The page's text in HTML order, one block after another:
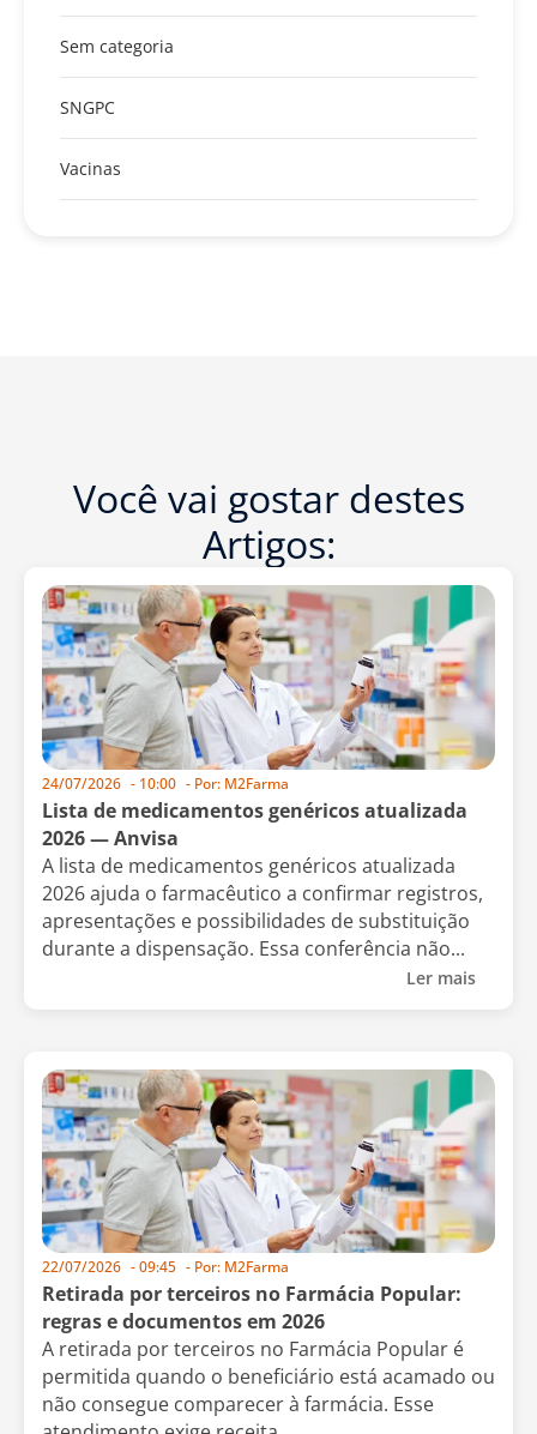
Sem categoria
SNGPC
Vacinas
Você vai gostar destes
Artigos:
24/07/2026 - 10:00 - Por: M2Farma
Lista de medicamentos genéricos atualizada
2026 — Anvisa
A lista de medicamentos genéricos atualizada
2026 ajuda o farmacêutico a confirmar registros,
apresentações e possibilidades de substituição
durante a dispensação. Essa conferência não...
Ler mais
22/07/2026 -09:45 - Por: M2Farma
Retirada por terceiros no Farmácia Popular:
regras e documentos em 2026
A retirada por terceiros no Farmácia Popular é
permitida quando o beneficiário está acamado ou
não consegue comparecer à farmácia. Esse